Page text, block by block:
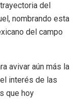
del
nombrando esta
del campo
avivar aún más la
interés de las
que hoy